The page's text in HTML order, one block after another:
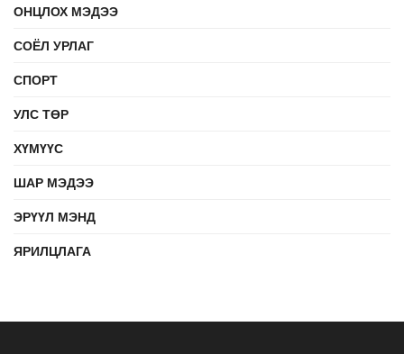
ОНЦЛОХ МЭДЭЭ
СОЁЛ УРЛАГ
СПОРТ
УЛС ТӨР
ХҮМҮҮС
ШАР МЭДЭЭ
ЭРҮҮЛ МЭНД
ЯРИЛЦЛАГА